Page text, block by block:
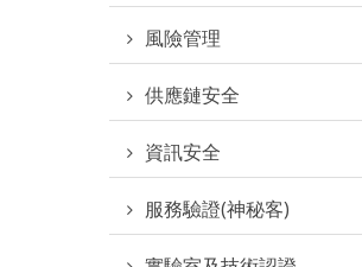
風險管理
供應鏈安全
資訊安全
服務驗證(神秘客)